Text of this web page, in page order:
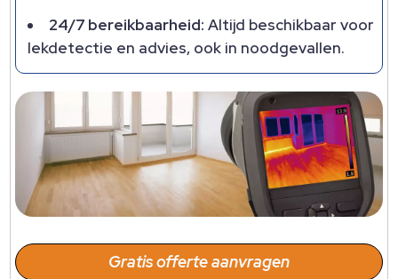
24/7 bereikbaarheid: Altijd beschikbaar voor
lekdetectie en advies, ook in noodgevallen.
Gratis offerte aanvragen